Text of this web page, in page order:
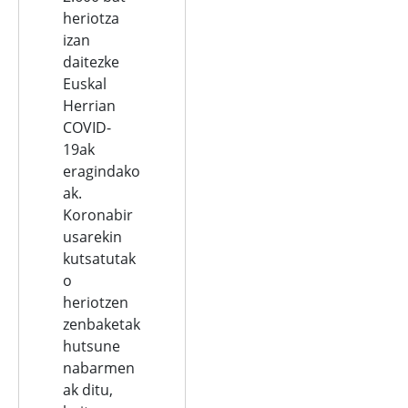
heriotza
izan
daitezke
Euskal
Herrian
COVID-
19ak
eragindako
ak.
Koronabir
usarekin
kutsatutak
o
heriotzen
zenbaketak
hutsune
nabarmen
ak ditu,